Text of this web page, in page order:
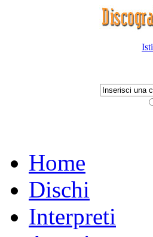
Home
Dischi
Interpreti